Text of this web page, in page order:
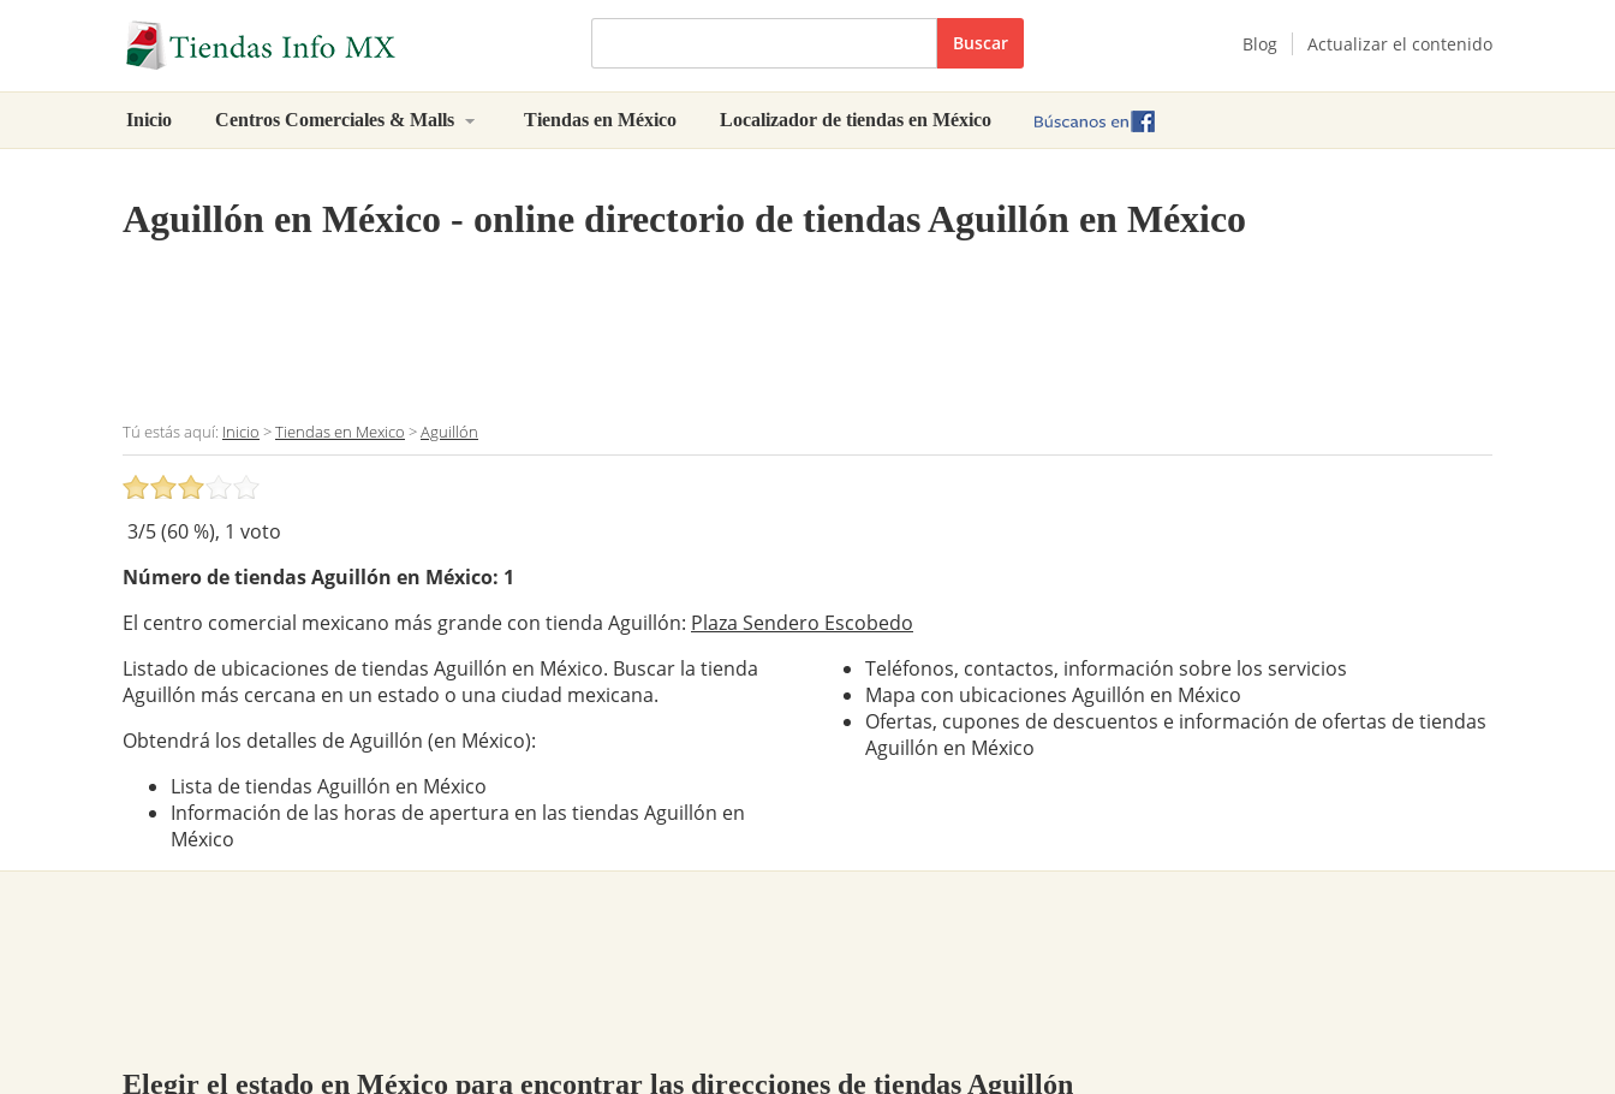
Buscar Blog Actualizar el contenido
Inicio Centros Comerciales & Malls Tiendas en México Localizador de tiendas en México
Aguillón en México - online directorio de tiendas Aguillón en México
Tú estás aquí: Inicio >Tiendas en Mexico >Aguillón
3/5 (60%), 1 voto
Número de tiendasAguillón en México: 1
El centro comercial mexicano más grande con tienda Aguillón: Plaza Sendero Escobedo
Listado de ubicaciones de tiendas Aguillón en México. Buscar la tienda
Aguillón más cercana en un estado o una ciudad mexicana.
Obtendrá los detalles de Aguillón (en México):
Lista de tiendas Aguillón en México
Información de las horas de apertura en las tiendas Aguillón en
México
Teléfonos, contactos, información sobre los servicios
Mapa con ubicaciones Aguillón en México
Ofertas, cupones de descuentos e información de ofertas de tiendas
Aguillón en México
Elegir el estado en México para encontrar las direcciones de tiendas Aguillón